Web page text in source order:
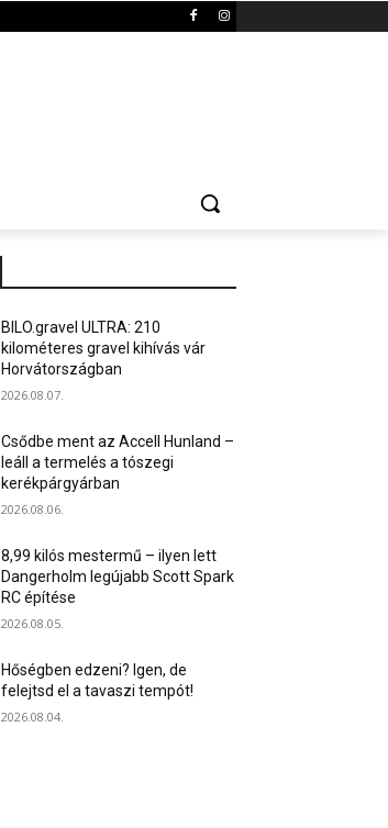
BILO.gravel ULTRA: 210
kilométeres gravel kihívás vár
Horvátországban
2026.08.07.
Csődbe ment az Accell Hunland –
leáll a termelés a tószegi
kerékpárgyárban
2026.08.06.
8,99 kilós mestermű – ilyen lett
Dangerholm legújabb Scott Spark
RC építése
2026.08.05.
Hőségben edzeni? Igen, de
felejtsd el a tavaszi tempót!
2026.08.04.